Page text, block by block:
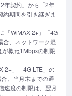
年契約」から「2年
期間を引き継ぎま
「WiMAX 2+」「4G
合、ネットワーク混
概ね1Mbpsの制限
2+」「4G LTE」の
、当月末までの通
速度の制限は、翌月